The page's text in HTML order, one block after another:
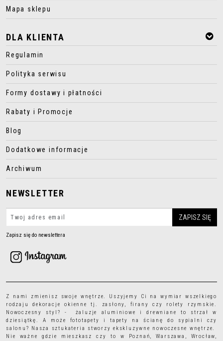
Mapa sklepu
DLA KLIENTA
Regulamin
Polityka serwisu
Formy dostawy i płatności
Rabaty i Promocje
Blog
Dodatkowe informacje
Archiwum
NEWSLETTER
Zapisz się do newslettera
Z nami zmienisz swoje wnętrze. Uszyjemy Ci na wymiar wszelkiego
rodzajudekoracje okienne tj. zasłony, firany czy rolety rzymskie.
Nowoczesny styl? - żaluzje aluminiowe i drewniane to strzał w
dziesiątkę. A może fototapety i tapety
na ścianę do sypialni czy
salonu? Nasza sztukateria stworzy ekskluzywne nowoczesne wnętrze.
Nie ważne gdzie mieszkasz czy to w Poznań, Warszawa, Wrocław,